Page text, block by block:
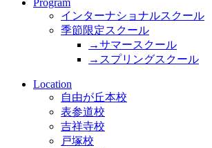
インターナショナルスクール
季節限定スクール
→サマースクール
→スプリングスクール
Location
自由が丘本校
表参道校
吉祥寺校
戸塚校